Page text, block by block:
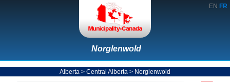
EN FR
Norglenwold
Alberta > Central Alberta > Norglenwold